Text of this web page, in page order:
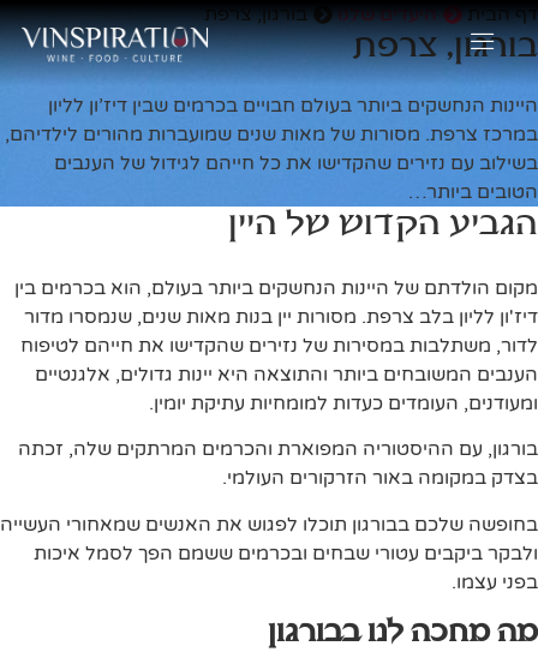
דף הבית היעדים שלנו בורגון, צרפת
בורגון, צרפת
היינות הנחשקים ביותר בעולם חבויים בכרמים שבין דיז’ון לליון
במרכז צרפת. מסורות של מאות שנים שמועברות מהורים לילדיהם,
בשילוב עם נזירים שהקדישו את כל חייהם לגידול של הענבים
הטובים ביותר…
הגביע הקדוש של היין
מקום הולדתם של היינות הנחשקים ביותר בעולם, הוא בכרמים בין
דיז'ון לליון בלב צרפת. מסורות יין בנות מאות שנים, שנמסרו מדור
לדור, משתלבות במסירות של נזירים שהקדישו את חייהם לטיפוח
הענבים המשובחים ביותר והתוצאה היא יינות גדולים, אלגנטיים
ומעודנים, העומדים כעדות למומחיות עתיקת יומין.
בורגון, עם ההיסטוריה המפוארת והכרמים המרתקים שלה, זכתה
בצדק במקומה באור הזרקורים העולמי.
בחופשה שלכם בבורגון תוכלו לפגוש את האנשים שמאחורי העשייה
ולבקר ביקבים עטורי שבחים ובכרמים ששמם הפך לסמל איכות
בפני עצמו.
מה מחכה לנו בבורגון